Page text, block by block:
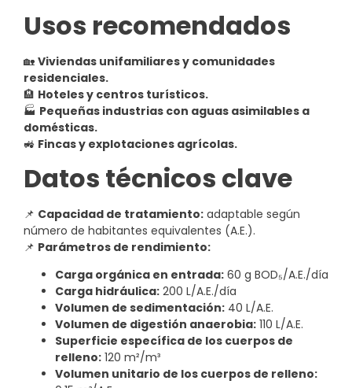
Usos recomendados
🏡 Viviendas unifamiliares y comunidades
residenciales.
🏨 Hoteles y centros turísticos.
🏭 Pequeñas industrias con aguas asimilables a
domésticas.
🚜 Fincas y explotaciones agrícolas.
Datos técnicos clave
📌 Capacidad de tratamiento: adaptable según
número de habitantes equivalentes (A.E.).
📌 Parámetros de rendimiento:
Carga orgánica en entrada: 60 g BOD₅/A.E./día
Carga hidráulica: 200 L/A.E./día
Volumen de sedimentación: 40 L/A.E.
Volumen de digestión anaerobia: 110 L/A.E.
Superficie específica de los cuerpos de
relleno: 120 m²/m³
Volumen unitario de los cuerpos de relleno: